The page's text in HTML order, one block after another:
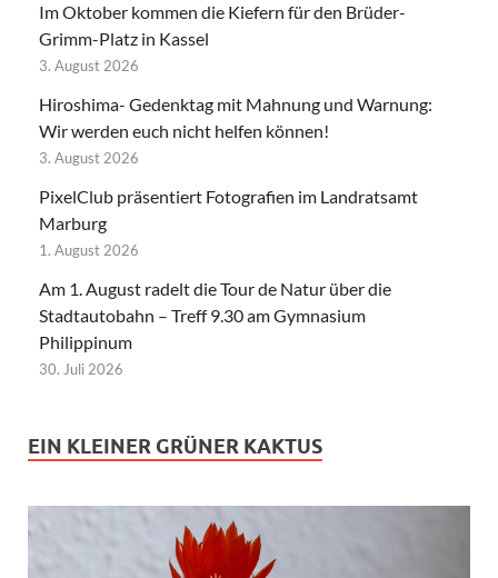
Im Oktober kommen die Kiefern für den Brüder-
Grimm-Platz in Kassel
3. August 2026
Hiroshima- Gedenktag mit Mahnung und Warnung:
Wir werden euch nicht helfen können!
3. August 2026
PixelClub präsentiert Fotografien im Landratsamt
Marburg
1. August 2026
Am 1. August radelt die Tour de Natur über die
Stadtautobahn – Treff 9.30 am Gymnasium
Philippinum
30. Juli 2026
EIN KLEINER GRÜNER KAKTUS